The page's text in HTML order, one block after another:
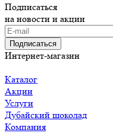
Подписаться
на новости и акции
Подписаться
Интернет-магазин
Каталог
Акции
Услуги
Дубайский шоколад
Компания